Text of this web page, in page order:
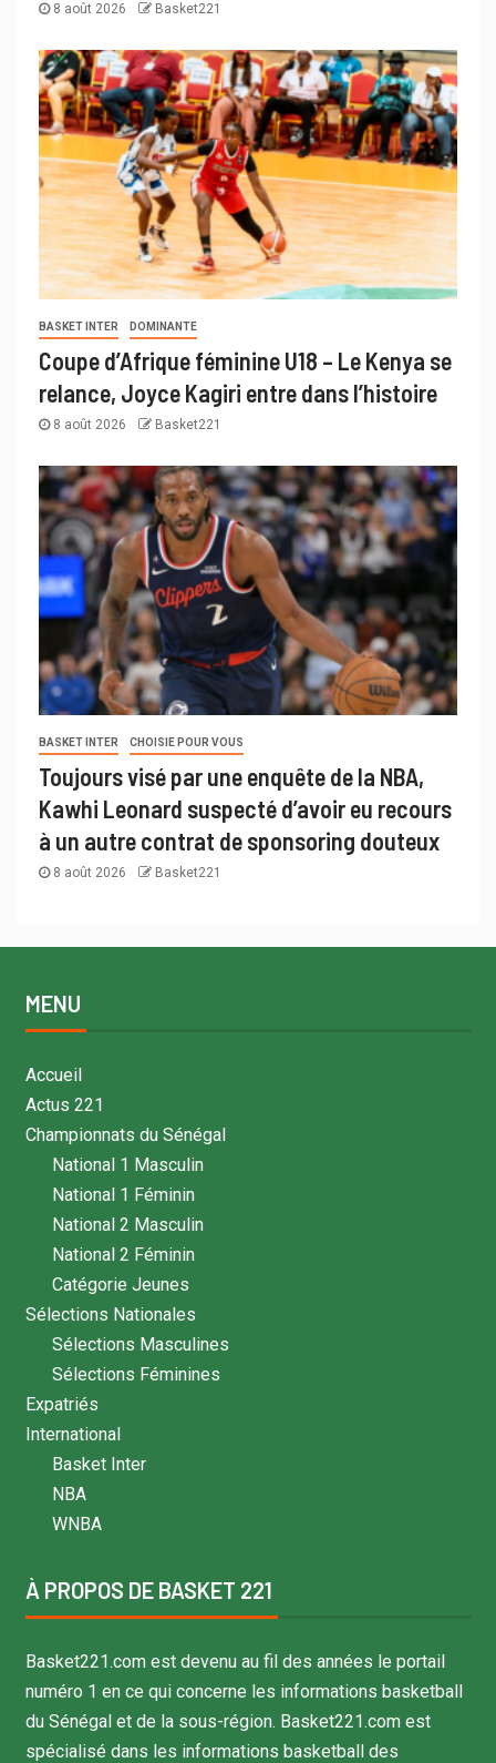
8 août 2026 Basket221
BASKET INTER DOMINANTE
Coupe d’Afrique féminine U18 – Le Kenya se
relance, Joyce Kagiri entre dans l’histoire
8 août 2026 Basket221
BASKET INTER CHOISIE POUR VOUS
Toujours visé par une enquête de la NBA,
Kawhi Leonard suspecté d’avoir eu recours
à un autre contrat de sponsoring douteux
8 août 2026 Basket221
MENU
Accueil
Actus 221
Championnats du Sénégal
National 1 Masculin
National 1 Féminin
National 2 Masculin
National 2 Féminin
Catégorie Jeunes
Sélections Nationales
Sélections Masculines
Sélections Féminines
Expatriés
International
Basket Inter
NBA
WNBA
À PROPOS DE BASKET 221
Basket221.com est devenu au fil des années le portail
numéro 1 en ce qui concerne les informations basketball
du Sénégal et de la sous-région. Basket221.com est
spécialisé dans les informations basketball des